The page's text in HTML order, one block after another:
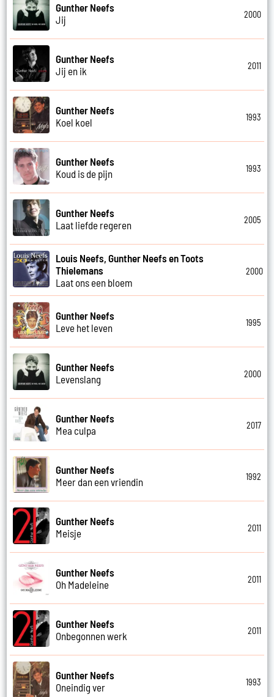
Gunther Neefs
Jij
2000
Gunther Neefs
Jij en ik
2011
Gunther Neefs
Koel koel
1993
Gunther Neefs
Koud is de pijn
1993
Gunther Neefs
Laat liefde regeren
2005
Louis Neefs, Gunther Neefs en Toots
Thielemans
Laat ons een bloem
2000
Gunther Neefs
Leve het leven
1995
Gunther Neefs
Levenslang
2000
Gunther Neefs
Mea culpa
2017
Gunther Neefs
Meer dan een vriendin
1992
Gunther Neefs
Meisje
2011
Gunther Neefs
Oh Madeleine
2011
Gunther Neefs
Onbegonnen werk
2011
Gunther Neefs
Oneindig ver
1993